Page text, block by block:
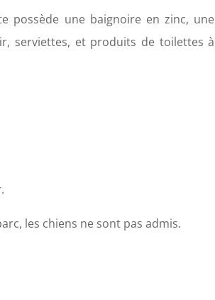
possède une baignoire en zinc, une
serviettes, et produits de toilettes à
les chiens ne sont pas admis.